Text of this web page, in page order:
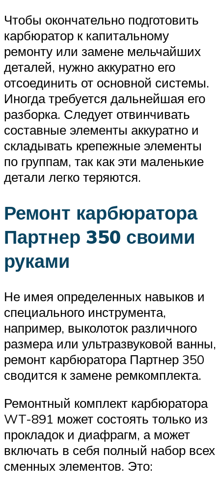
Чтобы окончательно подготовить
карбюратор к капитальному
ремонту или замене мельчайших
деталей, нужно аккуратно его
отсоединить от основной системы.
Иногда требуется дальнейшая его
разборка. Следует отвинчивать
составные элементы аккуратно и
складывать крепежные элементы
по группам, так как эти маленькие
детали легко теряются.
Ремонт карбюратора
Партнер 350 своими
руками
Не имея определенных навыков и
специального инструмента,
например, выколоток различного
размера или ультразвуковой ванны,
ремонт карбюратора Партнер 350
сводится к замене ремкомплекта.
Ремонтный комплект карбюратора
WT-891 может состоять только из
прокладок и диафрагм, а может
включать в себя полный набор всех
сменных элементов. Это: